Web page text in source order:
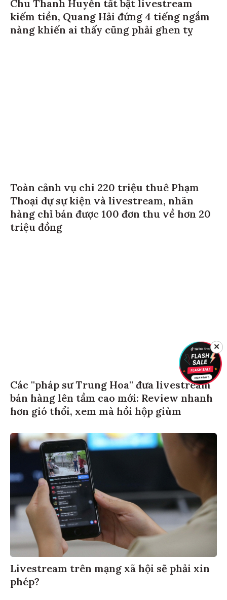
kiếm tiền, Quang Hải đứng 4 tiếng ngắm
nàng khiến ai thấy cũng phải ghen tỵ
Toàn cảnh vụ chi 220 triệu thuê Phạm
Thoại dự sự kiện và livestream, nhãn
hàng chỉ bán được 100 đơn thu về hơn 20
triệu đồng
Các ''pháp sư Trung Hoa'' đưa livestream
bán hàng lên tầm cao mới: Review nhanh
hơn gió thổi, xem mà hồi hộp giùm
Livestream trên mạng xã hội sẽ phải xin
phép?
✕